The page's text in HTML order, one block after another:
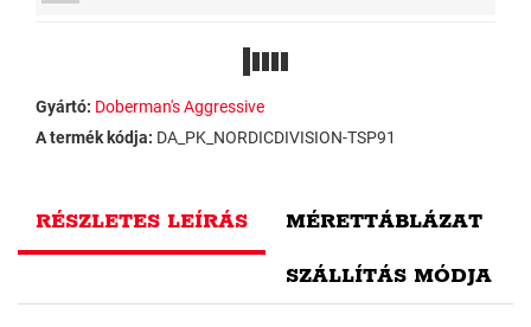
Gyártó: Doberman's Aggressive
A termék kódja: DA_PK_NORDICDIVISION-TSP91
RÉSZLETES LEÍRÁS MÉRETTÁBLÁZAT
SZÁLLÍTÁS MÓDJA